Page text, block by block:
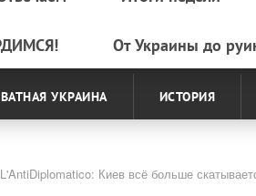
От Украины до
УКРАИНА ИСТОРИЯ
L'AntiDiplomatico: Киев всё больше